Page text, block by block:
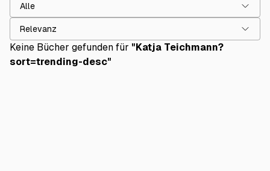
Alle
Keine Bücher gefunden für "Katja Teichmann?
sort=trending-desc"
Relevanz